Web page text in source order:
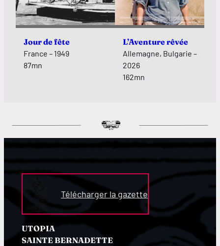
Jour de fête​​​​​​​
France – 1949
87mn
L’Aventure rêvée
Allemagne, Bulgarie –
2026
162mn
Télécharger la gazette
UTOPIA
SAINTE BERNADETTE